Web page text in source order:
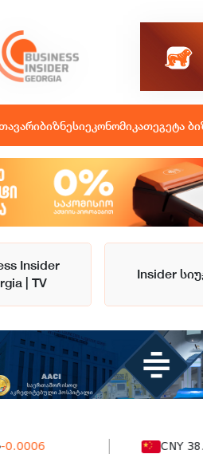
ბიზნესიეკონომიკათეგეტა
Insider
| TV
Insider
CNY 38.824 -